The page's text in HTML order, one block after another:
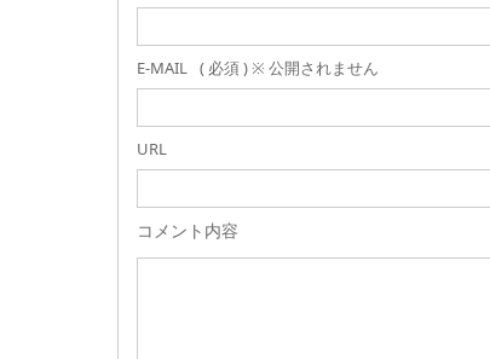
E-MAIL ( 必須 ) ※ 公開されません
URL
コメント内容